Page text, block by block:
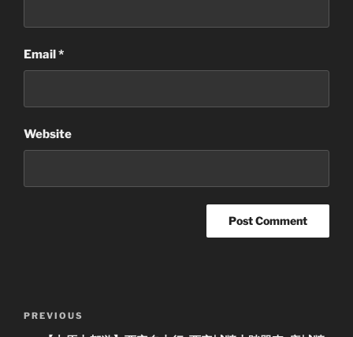
Email *
Website
Previous
PREVIOUS